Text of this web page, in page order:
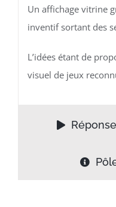
Un affichage vitrine
inventif sortant des
L’idées étant de
visuel de jeux